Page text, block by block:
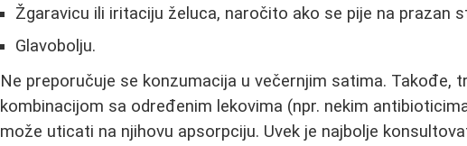
Žgaravicu ili iritaciju želuca, naročito ako se pije na prazan
Glavobolju.
Ne preporučuje se konzumacija u večernjim satima. Takođe,
kombinacijom sa određenim lekovima (npr. nekim
može uticati na njihovu apsorpciju. Uvek je najbolje